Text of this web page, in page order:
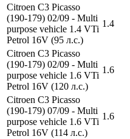
Citroen C3 Picasso
(190-179) 02/09 - Multi
purpose vehicle 1.4 VTi
Petrol 16V (95 л.с.)
1.4
Citroen C3 Picasso
(190-179) 02/09 - Multi
purpose vehicle 1.6 VTi
Petrol 16V (120 л.с.)
1.6
Citroen C3 Picasso
(190-179) 07/09 - Multi
purpose vehicle 1.6 VTi
Petrol 16V (114 л.с.)
1.6